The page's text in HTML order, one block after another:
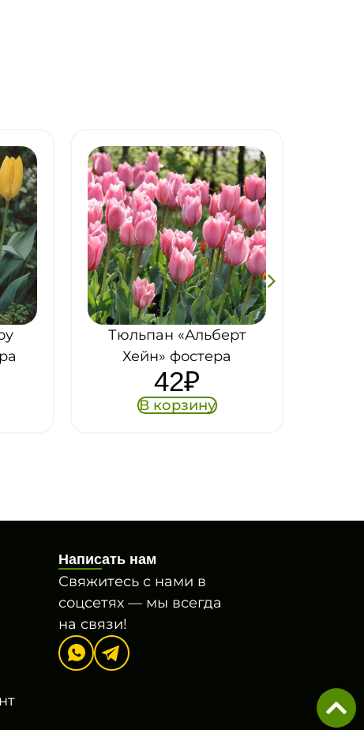
Тюльпан «Хэппи
Дженерейшн» триумф
42₽
В корзину
Написать нам
Свяжитесь с нами в
соцсетях — мы всегда
на связи!